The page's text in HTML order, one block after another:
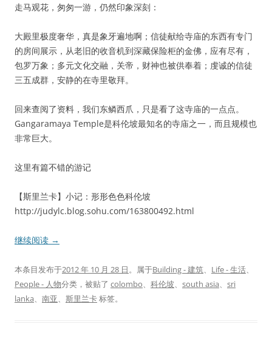
走马观花，匆匆一游，仍然印象深刻：
大殿里极度奢华，真是象牙遍地啊；信徒献给寺庙的东西有专门
的房间展示，从老旧的收音机到深藏保险柜的金佛，应有尽有，
包罗万象；多元文化交融，关帝，财神也被供奉着；虔诚的信徒
三五成群，安静的在寺里敬拜。
回来查阅了资料，我们东鳞西爪，只是看了这寺庙的一点点。
Gangaramaya Temple是科伦坡最知名的寺庙之一，而且规模也
非常巨大。
这里有篇不错的游记
【斯里兰卡】小记：形形色色科伦坡
http://judylc.blog.sohu.com/163800492.html
继续阅读 →
本条目发布于2012 年 10 月 28 日。属于Building - 建筑、 Life - 生活、
People - 人物分类，被贴了 colombo、 科伦坡、 south asia、 sri
lanka、 南亚、 斯里兰卡标签。